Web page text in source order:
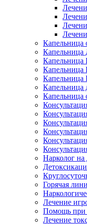
Капельница
Капельница
Капельница
Капельница
Капельница
Капельница
Капельница
Нарколог на
Горячая
Лечение
Помощь при
Лечение